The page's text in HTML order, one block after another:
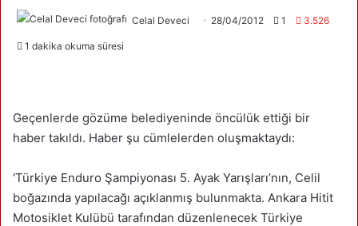
Celal Deveci 28/04/2012 1 3.526
1 dakika okuma süresi
Geçenlerde gözüme belediyeninde öncülük ettiği bir
haber takıldı. Haber şu cümlelerden oluşmaktaydı:
‘Türkiye Enduro Şampiyonası 5. Ayak Yarışları’nın, Celil
boğazında yapılacağı açıklanmış bulunmakta. Ankara Hitit
Motosiklet Kulübü tarafından düzenlenecek Türkiye